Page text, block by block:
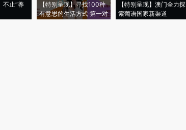
不止“养
【特别呈现】寻找100种
有意思的生活方式·第一对
【特别呈现】澳门全力探
索葡语国家新渠道